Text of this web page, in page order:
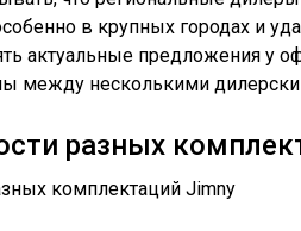
в крупных городах и
актуальные предложения у
между несколькими
разных